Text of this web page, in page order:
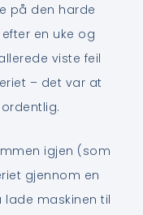
på den harde
en uke og
viste feil
– det var at
igjen (som
gjennom en
lade maskinen til